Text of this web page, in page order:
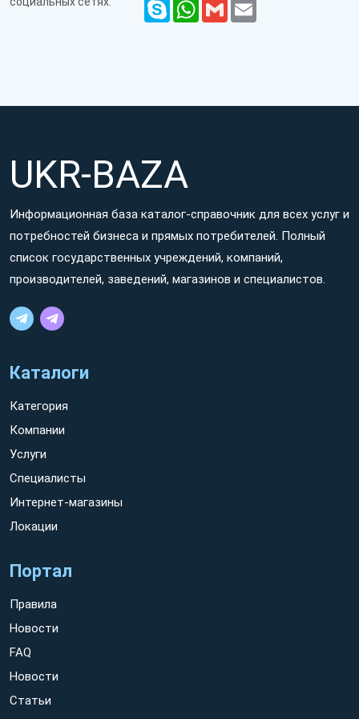
SkypeWhatsApp
GmailEmail
UKR-BAZA
Информационная база каталог-справочник для всех услуг и
потребностей бизнеса и прямых потребителей. Полный
список государственных учреждений, компаний,
производителей, заведений, магазинов и специалистов.
Каталоги
Категория
Компании
Услуги
Специалисты
Интернет-магазины
Локации
Портал
Правила
Новости
FAQ
Новости
Статьи